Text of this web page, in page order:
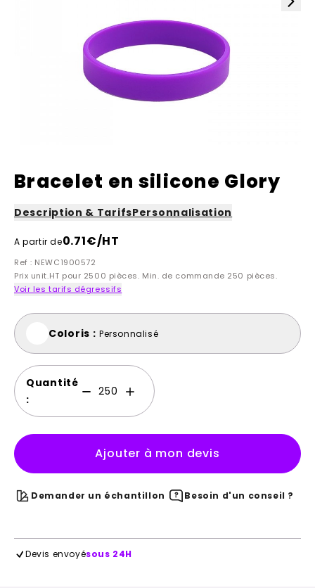
Bracelet en silicone Glory
Description & TarifsPersonnalisation
A partir de0.71€/HT
Ref : NEWC1900572
Prix unit.HT pour 2500 pièces. Min. de commande 250 pièces.
Voir les tarifs dégressifs
Coloris : Personnalisé
Quantité
:
Ajouter à mon devis
Demander un échantillon Besoin d'un conseil ?
Devis envoyésous 24H